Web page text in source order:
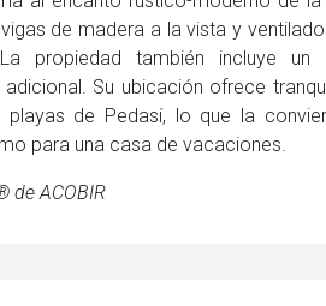
de madera a la vista y
propiedad también incluye un
adicional. Su ubicación ofrece
playas de Pedasí, lo que la
para una casa de vacaciones.
de ACOBIR